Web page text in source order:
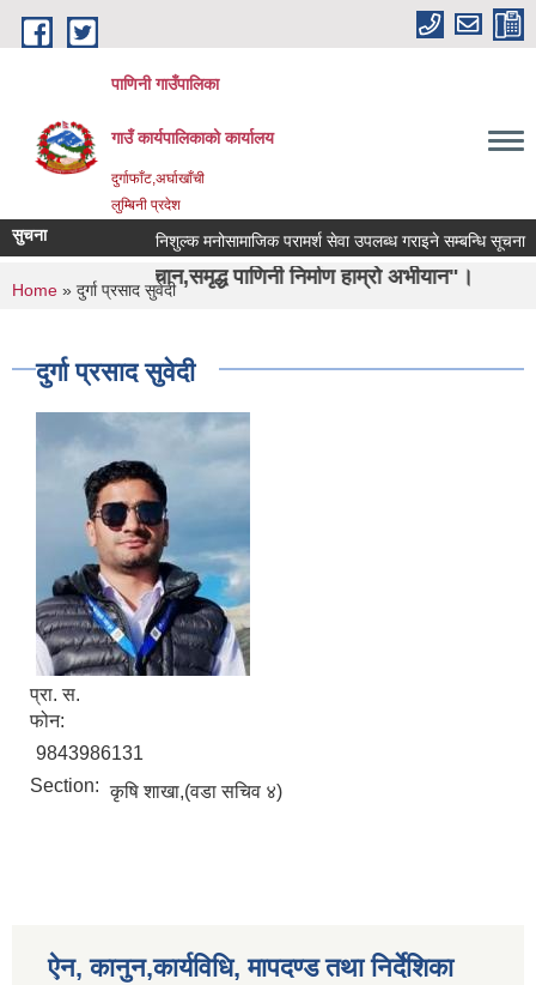
Skip to main content
पाणिनी गाउँपालिका
गाउँ कार्यपालिकाको कार्यालय
दुर्गाफाँट,अर्घाखाँची
लुम्बिनी प्रदेश
पाणिनी निर्माण हाम्रो अभीयान"।
सुचना निशुल्क मनोसामाजिक परामर्श सेवा उपलब्ध गराइने सम्बन्धि सूचना ।
You are here
Home » दुर्गा प्रसाद सुवेदी
दुर्गा प्रसाद सुवेदी
प्रा. स.
फोन:
9843986131
Section: कृषि शाखा,(वडा सचिव ४)
ऐन, कानुन,कार्यविधि, मापदण्ड तथा निर्देशिका